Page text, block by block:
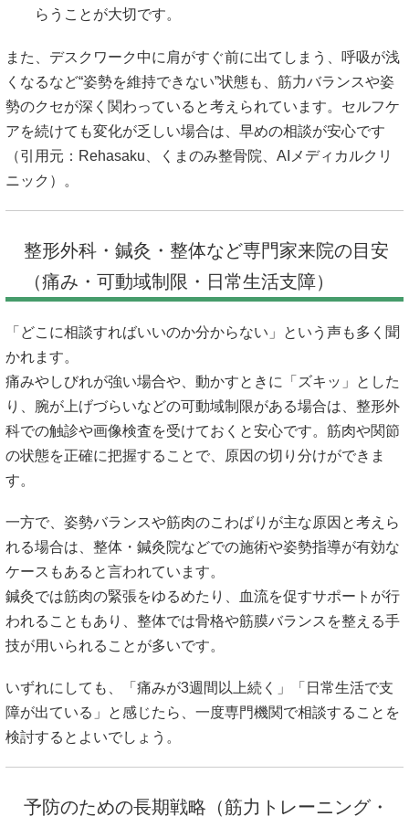
らうことが大切です。
また、デスクワーク中に肩がすぐ前に出てしまう、呼吸が浅
くなるなど“姿勢を維持できない”状態も、筋力バランスや姿
勢のクセが深く関わっていると考えられています。セルフケ
アを続けても変化が乏しい場合は、早めの相談が安心です
（引用元： Rehasaku くまのみ整骨院
AIメディカルクリ
ニック ）。
整形外科・鍼灸・整体など専門家来院の目安
（痛み・可動域制限・日常生活支障）
「どこに相談すればいいのか分からない」という声も多く聞
かれます。
痛みやしびれが強い場合や、動かすときに「ズキッ」とした
り、腕が上げづらいなどの可動域制限がある場合は、整形外
科での触診や画像検査を受けておくと安心です。筋肉や関節
の状態を正確に把握することで、原因の切り分けができま
す。
一方で、姿勢バランスや筋肉のこわばりが主な原因と考えら
れる場合は、整体・鍼灸院などでの施術や姿勢指導が有効な
ケースもあると言われています。
鍼灸では筋肉の緊張をゆるめたり、血流を促すサポートが行
われることもあり、整体では骨格や筋膜バランスを整える手
技が用いられることが多いです。
いずれにしても、「痛みが3週間以上続く」「日常生活で支
障が出ている」と感じたら、一度専門機関で相談することを
検討するとよいでしょう。
予防のための長期戦略（筋力トレーニング・